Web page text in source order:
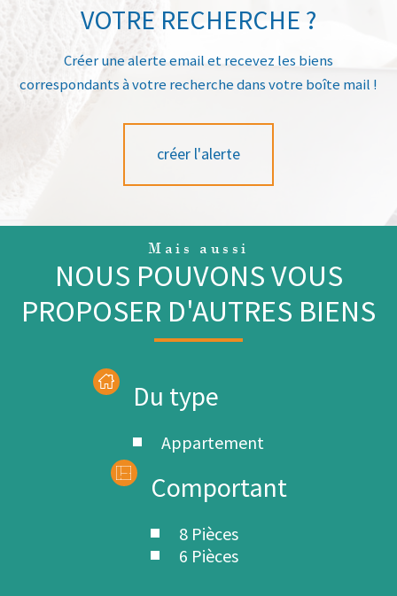
VOTRE RECHERCHE ?
Créer une alerte email et recevez les biens
correspondants à votre recherche dans votre boîte mail !
créer l'alerte
Mais aussi
NOUS POUVONS VOUS
PROPOSER D'AUTRES BIENS
Du type
Appartement
Comportant
8 Pièces
6 Pièces